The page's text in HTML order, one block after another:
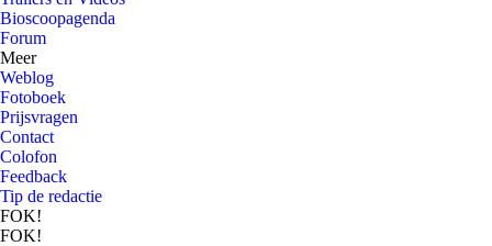
Bioscoopagenda
Forum
Meer
Weblog
Fotoboek
Prijsvragen
Contact
Colofon
Feedback
Tip de redactie
FOK!
FOK!